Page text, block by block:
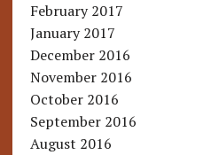
February 2017
January 2017
December 2016
November 2016
October 2016
September 2016
August 2016